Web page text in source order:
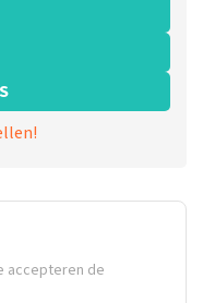
accepteren de